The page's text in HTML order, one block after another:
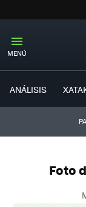
MENÚ
ANÁLISIS
Foto